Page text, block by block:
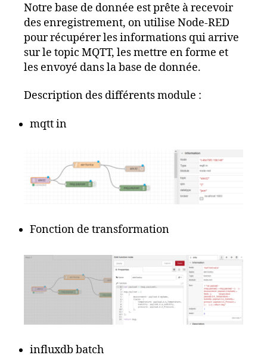
Notre base de donnée est prête à recevoir
des enregistrement, on utilise Node-RED
pour récupérer les informations qui arrive
sur le topic MQTT, les mettre en forme et
les envoyé dans la base de donnée.
Description des différents module :
mqtt in
Fonction de transformation
influxdb batch